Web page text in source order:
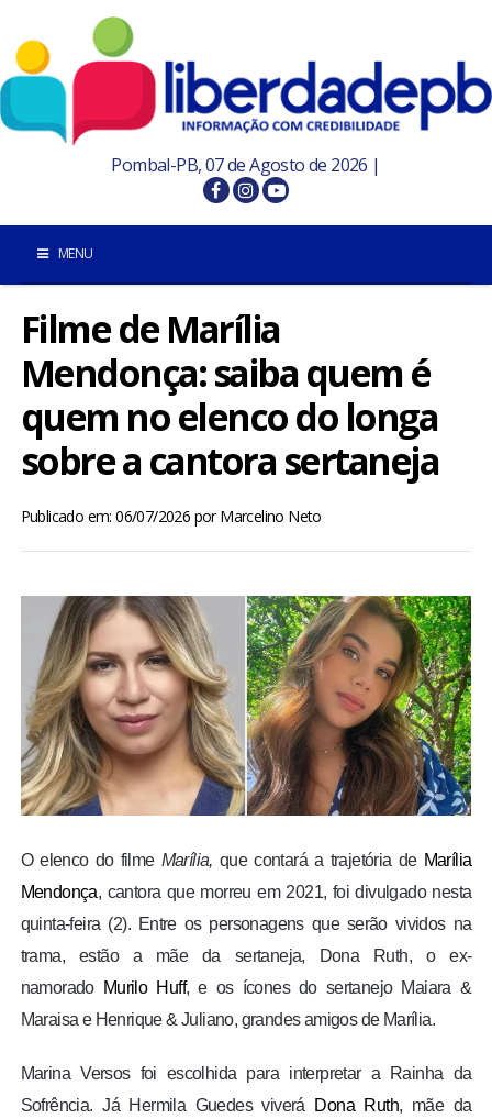
Pombal-PB, 07 de Agosto de 2026 |
MENU
INÍCIO
POMBAL E REGIÃO
PARAÍBA
ESPORTES
ENTRETENIMENTO
ENQUETE
TV LPB
Filme de Marília
Mendonça: saiba quem é
quem no elenco do longa
sobre a cantora sertaneja
Publicado em: 06/07/2026 porMarcelino Neto
O elenco do filme Marília, que contará a trajetória de Marília
Mendonça, cantora que morreu em 2021, foi divulgado nesta
quinta-feira (2). Entre os personagens que serão vividos na
trama, estão a mãe da sertaneja, Dona Ruth, o ex-
namorado Murilo Huff, e os ícones do sertanejo Maiara &
Maraisa e Henrique & Juliano, grandes amigos de Marília.
Marina Versos foi escolhida para interpretar a Rainha da
Sofrência. Já Hermila Guedes viverá Dona Ruth, mãe da